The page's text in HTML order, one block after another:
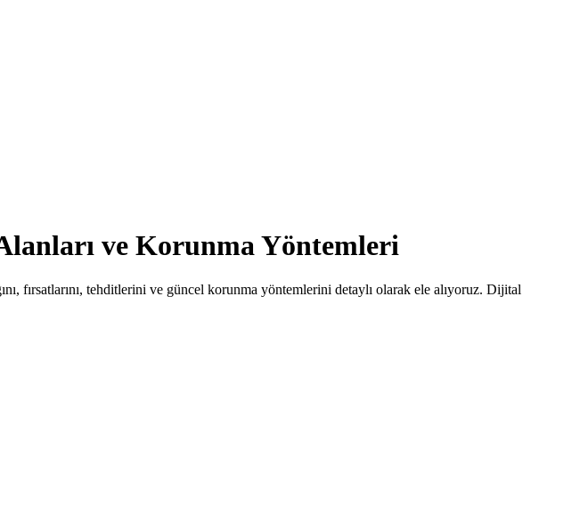
ve Korunma Yöntemleri
fırsatlarını, tehditlerini ve güncel korunma yöntemlerini detaylı olarak ele alıyoruz. Dijital